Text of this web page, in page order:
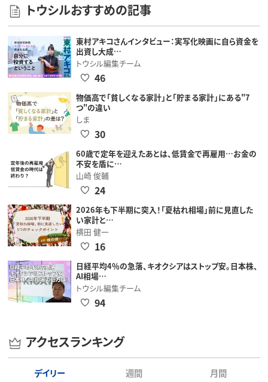
トウシルおすすめの記事
東村アキコさんインタビュー：実写化映画に自ら資金を
出資し大成…
トウシル編集チーム
46
物価高で「貧しくなる家計」と「貯まる家計」にある"7
つ"の違い
しま
30
60歳で定年を迎えたあとは、低賃金で再雇用…お金の
不安を盾に…
山崎 俊輔
24
2026年も下半期に突入！「夏枯れ相場」前に見直した
い家計と…
横田 健一
16
日経平均4％の急落、キオクシアはストップ安。日本株、
AI相場…
トウシル編集チーム
94
アクセスランキング
デイリー 週間 月間